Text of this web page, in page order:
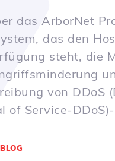
das ArborNet
das den
steht, die
von DDoS
of Service-
BLOG